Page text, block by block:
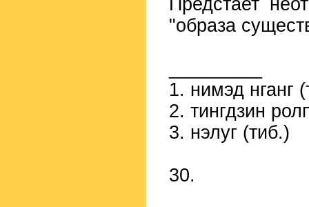
Предстает
"образа
1. нимэд нганг
2. тингдзин
3. нэлуг (тиб.)
30.